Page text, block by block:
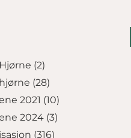
(2)
(28)
2021 (10)
2024 (3)
(316)